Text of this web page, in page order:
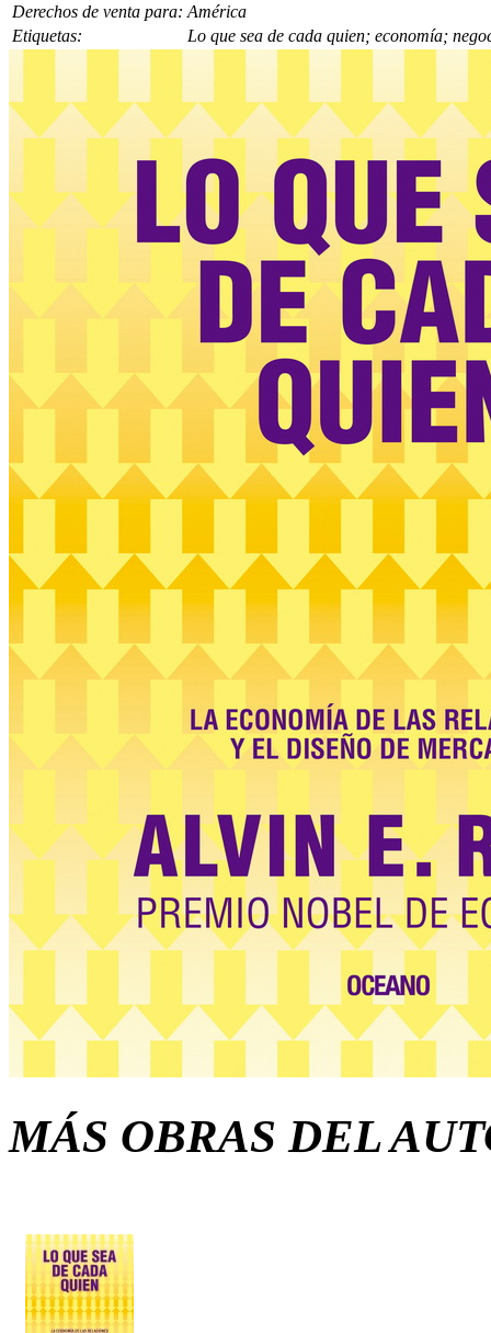
Derechos de venta para: América
Etiquetas:
Lo que sea de cada quien; economía;
MÁS OBRAS DEL